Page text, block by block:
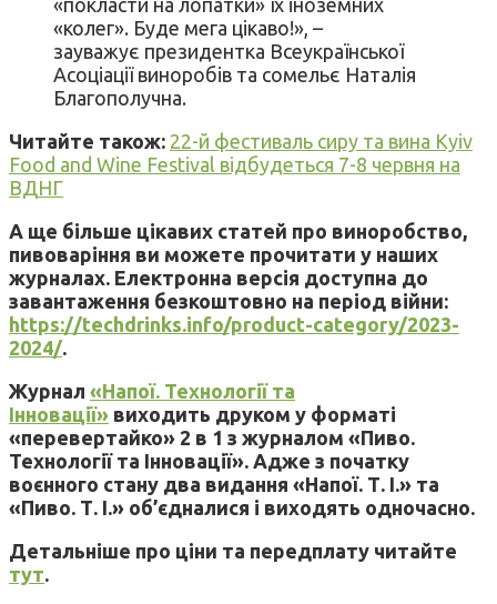
«колег». Буде мега цікаво!», –
зауважує президентка Всеукраїнської
Асоціації виноробів та сомельє Наталія
Благополучна.
Читайте також: 22-й фестиваль сиру та вина Kyiv
Food and Wine Festival відбудеться 7-8 червня на
ВДНГ
А ще більше цікавих статей про виноробство,
пивоваріння ви можете прочитати у наших
журналах. Електронна версія доступна до
завантаження безкоштовно на період війни:
https://techdrinks.info/product-category/2023-
2024/.
Журнал «Напої. Технології та
Інновації» виходить друком у форматі
«перевертайко» 2 в 1 з журналом «Пиво.
Технології та Інновації». Адже з початку
воєнного стану два видання «Напої. Т. І.» та
«Пиво. Т. І.» об’єдналися і виходять одночасно.
Детальніше про ціни та передплату читайте
тут.